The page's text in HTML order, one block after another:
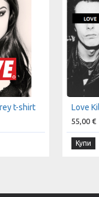
t-shirt Love
55,00 €
Купи